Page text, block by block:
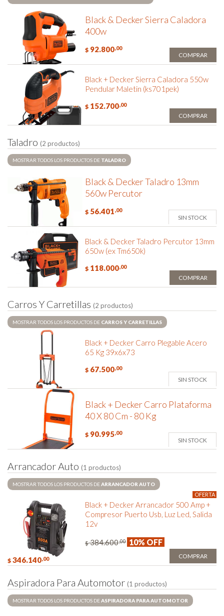
Black & Decker Sierra Caladora
400w
$ 92.800,00
COMPRAR
Black + Decker Sierra Caladora 550w
Pendular Maletin (ks701pek)
$ 152.700,00
COMPRAR
Taladro (2 productos)
MOSTRAR TODOS LOS PRODUCTOS DE TALADRO
Black & Decker Taladro 13mm
560w Percutor
$ 56.401,00
SIN STOCK
Black & Decker Taladro Percutor 13mm
650w (ex Tm650k)
$ 118.000,00
COMPRAR
Carros Y Carretillas (2 productos)
MOSTRAR TODOS LOS PRODUCTOS DE CARROS Y CARRETILLAS
Black + Decker Carro Plegable Acero
65 Kg 39x6x73
$ 67.500,00
SIN STOCK
Black + Decker Carro Plataforma
40 X 80 Cm - 80 Kg
$ 90.995,00
SIN STOCK
Arrancador Auto (1 productos)
MOSTRAR TODOS LOS PRODUCTOS DEARRANCADOR AUTO
OFERTA
Black + Decker Arrancador 500 Amp +
Compresor Puerto Usb, Luz Led, Salida
12v
$ 384.600,00 10% OFF
$ 346.140,00 COMPRAR
Aspiradora Para Automotor (1 productos)
MOSTRAR TODOS LOS PRODUCTOS DEASPIRADORA PARA AUTOMOTOR